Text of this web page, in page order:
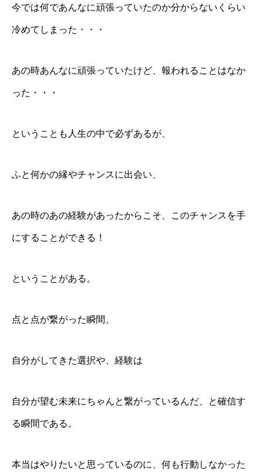
今では何であんなに頑張っていたのか分からないくらい
冷めてしまった・・・
あの時あんなに頑張っていたけど、報われることはなか
った・・・
ということも人生の中で必ずあるが、
ふと何かの縁やチャンスに出会い、
あの時のあの経験があったからこそ、このチャンスを手
にすることができる！
ということがある。
点と点が繋がった瞬間、
自分がしてきた選択や、経験は
自分が望む未来にちゃんと繋がっているんだ、と確信す
る瞬間である。
本当はやりたいと思っているのに、何も行動しなかった